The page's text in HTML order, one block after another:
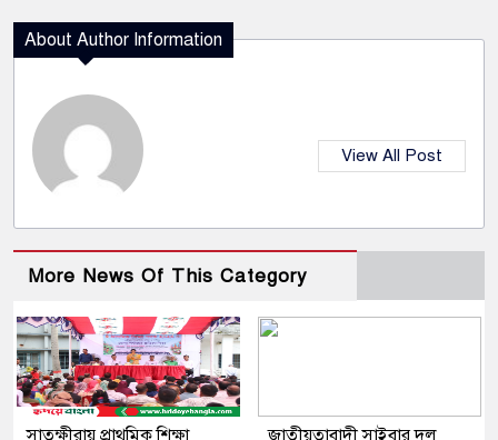
About Author Information
View All Post
More News Of This Category